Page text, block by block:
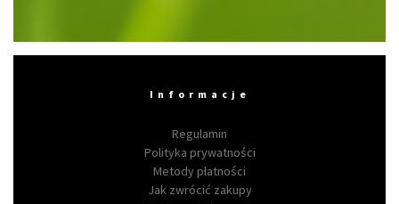
Informacje
Regulamin
Polityka prywatności
Metody płatności
Jak zwrócić zakupy